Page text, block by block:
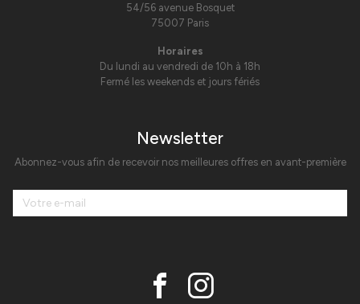
54/56 avenue Bosquet
75007 Paris
Horaires
Du lundi au vendredi de 10h à 18h
Fermé les weekends et jours fériés
Newsletter
Abonnez-vous afin de recevoir nos meilleures offres en avant-première